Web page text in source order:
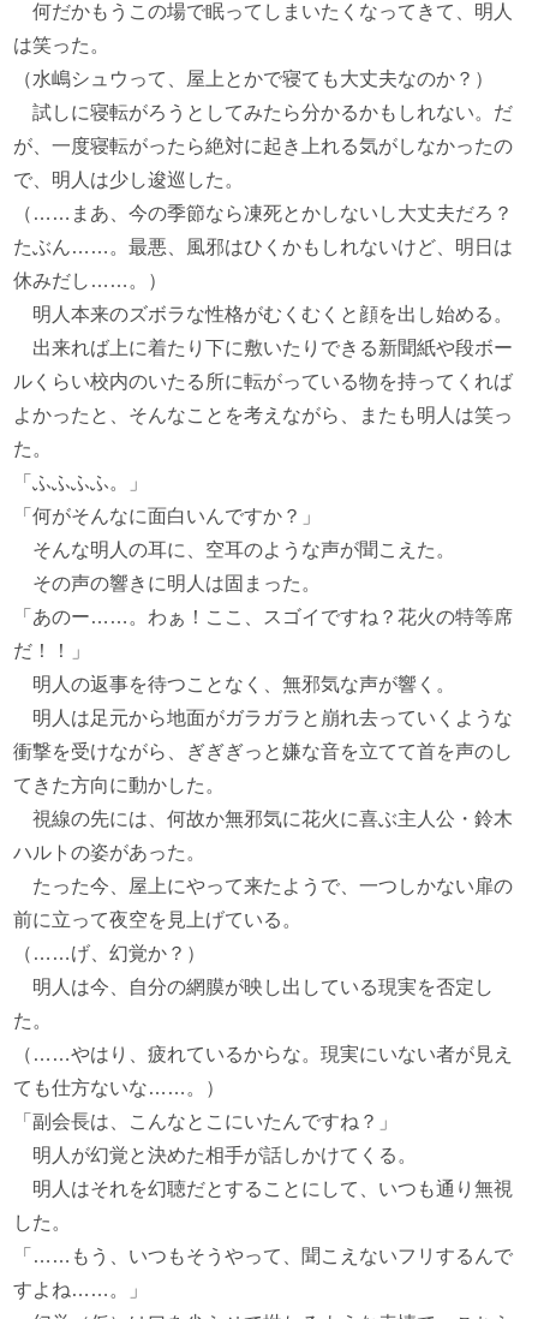
何だかもうこの場で眠ってしまいたくなってきて、明人
は笑った。
（水嶋シュウって、屋上とかで寝ても大丈夫なのか？）
試しに寝転がろうとしてみたら分かるかもしれない。だ
が、一度寝転がったら絶対に起き上れる気がしなかったの
で、明人は少し逡巡した。
（……まあ、今の季節なら凍死とかしないし大丈夫だろ？
たぶん……。最悪、風邪はひくかもしれないけど、明日は
休みだし……。）
明人本来のズボラな性格がむくむくと顔を出し始める。
出来れば上に着たり下に敷いたりできる新聞紙や段ボー
ルくらい校内のいたる所に転がっている物を持ってくれば
よかったと、そんなことを考えながら、またも明人は笑っ
た。
「ふふふふ。」
「何がそんなに面白いんですか？」
そんな明人の耳に、空耳のような声が聞こえた。
その声の響きに明人は固まった。
「あのー……。わぁ！ここ、スゴイですね？花火の特等席
だ！！」
明人の返事を待つことなく、無邪気な声が響く。
明人は足元から地面がガラガラと崩れ去っていくような
衝撃を受けながら、ぎぎぎっと嫌な音を立てて首を声のし
てきた方向に動かした。
視線の先には、何故か無邪気に花火に喜ぶ主人公・鈴木
ハルトの姿があった。
たった今、屋上にやって来たようで、一つしかない扉の
前に立って夜空を見上げている。
（……げ、幻覚か？）
明人は今、自分の網膜が映し出している現実を否定し
た。
（……やはり、疲れているからな。現実にいない者が見え
ても仕方ないな……。）
「副会長は、こんなとこにいたんですね？」
明人が幻覚と決めた相手が話しかけてくる。
明人はそれを幻聴だとすることにして、いつも通り無視
した。
「……もう、いつもそうやって、聞こえないフリするんで
すよね……。」